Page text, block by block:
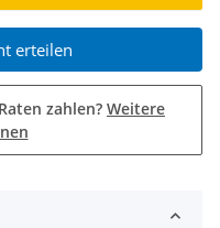
erteilen
zahlen? Weitere